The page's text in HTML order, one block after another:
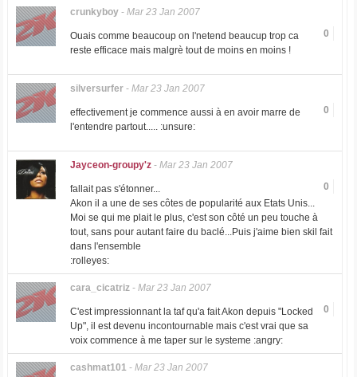
crunkyboy- Mar 23 Jan 2007
0
Ouais comme beaucoup on l'netend beaucup trop ca
reste efficace mais malgrè tout de moins en moins !
silversurfer- Mar 23 Jan 2007
0
effectivement je commence aussi à en avoir marre de
l'entendre partout..... :unsure:
Jayceon-groupy'z- Mar 23 Jan 2007
0
fallait pas s'étonner...
Akon il a une de ses côtes de popularité aux Etats Unis...
Moi se qui me plait le plus, c'est son côté un peu touche à
tout, sans pour autant faire du baclé...Puis j'aime bien skil fait
dans l'ensemble
:rolleyes:
cara_cicatriz- Mar 23 Jan 2007
0
C'est impressionnant la taf qu'a fait Akon depuis "Locked
Up", il est devenu incontournable mais c'est vrai que sa
voix commence à me taper sur le systeme :angry:
cashmat101- Mar 23 Jan 2007